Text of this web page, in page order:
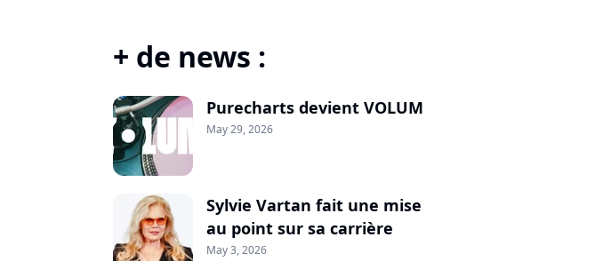
+ de news :
Purecharts devient VOLUM
May 29, 2026
Sylvie Vartan fait une mise
au point sur sa carrière
May 3, 2026